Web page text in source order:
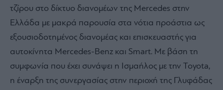
τζίρου στο δίκτυο διανομέων της Mercedes στην
Ελλάδα με μακρά παρουσία στα νότια προάστια ως
εξουσιοδοτημένος διανομέας και επισκευαστής για
αυτοκίνητα Mercedes-Benz και Smart. Με βάση τη
συμφωνία που έχει συνάψει η Ισμαήλος με την Toyota,
η έναρξη της συνεργασίας στην περιοχή της Γλυφάδας